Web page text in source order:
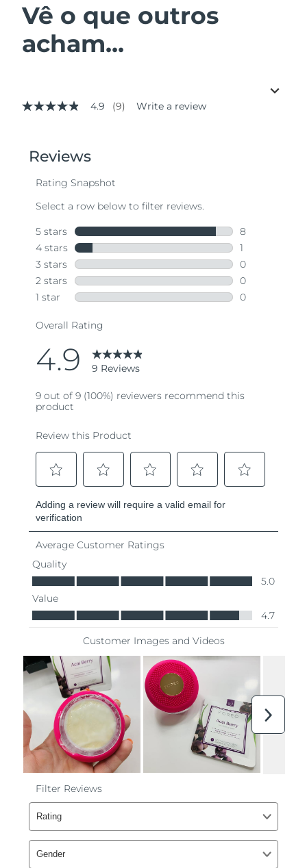
Vê o que outros
acham...
4.9
stars,
average
value.
Same
page
link.
4.9 (9) Write a review